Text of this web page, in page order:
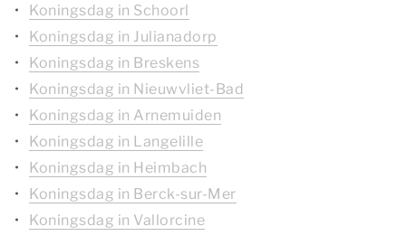
Koningsdag in Schoorl
Koningsdag in Julianadorp
Koningsdag in Breskens
Koningsdag in Nieuwvliet-Bad
Koningsdag in Arnemuiden
Koningsdag in Langelille
Koningsdag in Heimbach
Koningsdag in Berck-sur-Mer
Koningsdag in Vallorcine